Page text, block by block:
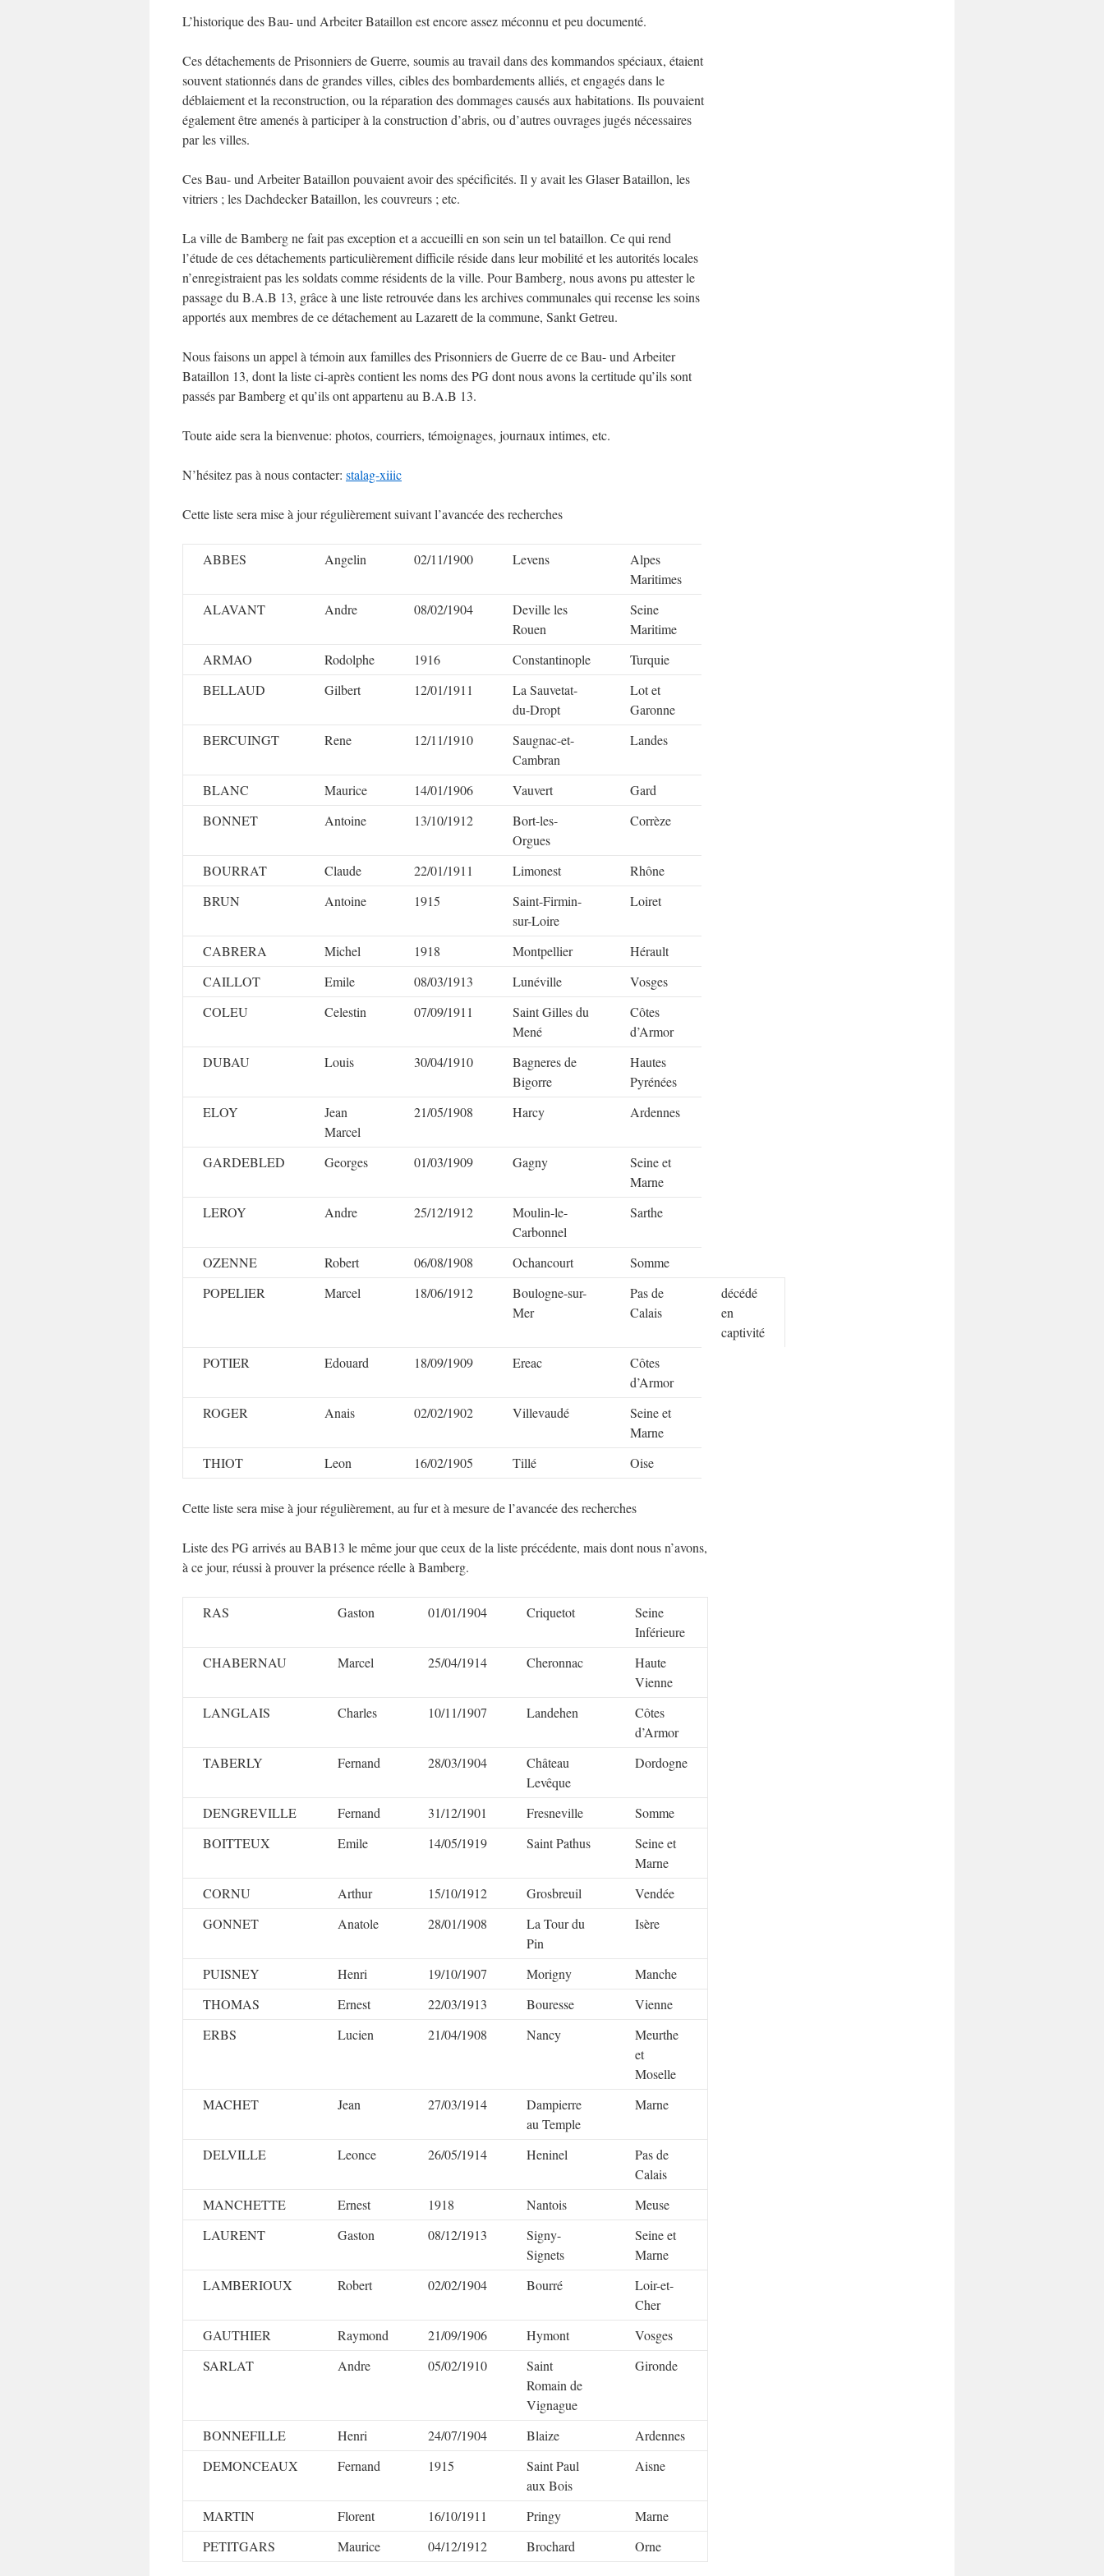
L’historique des Bau- und Arbeiter Bataillon est encore assez méconnu et peu documenté.
Ces détachements de Prisonniers de Guerre, soumis au travail dans des kommandos spéciaux, étaient
souvent stationnés dans de grandes villes, cibles des bombardements alliés, et engagés dans le
déblaiement et la reconstruction, ou la réparation des dommages causés aux habitations. Ils pouvaient
également être amenés à participer à la construction d’abris, ou d’autres ouvrages jugés nécessaires
par les villes.
Ces Bau- und Arbeiter Bataillon pouvaient avoir des spécificités. Il y avait les Glaser Bataillon, les
vitriers ; les Dachdecker Bataillon, les couvreurs ; etc.
La ville de Bamberg ne fait pas exception et a accueilli en son sein un tel bataillon. Ce qui rend
l’étude de ces détachements particulièrement difficile réside dans leur mobilité et les autorités locales
n’enregistraient pas les soldats comme résidents de la ville. Pour Bamberg, nous avons pu attester le
passage du B.A.B 13, grâce à une liste retrouvée dans les archives communales qui recense les soins
apportés aux membres de ce détachement au Lazarett de la commune, Sankt Getreu.
Nous faisons un appel à témoin aux familles des Prisonniers de Guerre de ce Bau- und Arbeiter
Bataillon 13, dont la liste ci-après contient les noms des PG dont nous avons la certitude qu’ils sont
passés par Bamberg et qu’ils ont appartenu au B.A.B 13.
Toute aide sera la bienvenue: photos, courriers, témoignages, journaux intimes, etc.
N’hésitez pas à nous contacter: stalag-xiiic
Cette liste sera mise à jour régulièrement suivant l’avancée des recherches
ABBES Angelin 02/11/1900 Levens
Alpes
Maritimes
ALAVANT
Andre 08/02/1904
Deville les
Rouen
Seine
Maritime
ARMAO
Rodolphe 1916 Constantinople
Turquie
BELLAUD
Gilbert 12/01/1911
La Sauvetat-
du-Dropt
Lot et
Garonne
BERCUINGT
Rene 12/11/1910
Saugnac-et-
Cambran
Landes
BLANC Maurice 14/01/1906 Vauvert
Gard
BONNET
Antoine 13/10/1912
Bort-les-
Orgues
Corrèze
BOURRAT Claude 22/01/1911 Limonest
Rhône
BRUN
Antoine 1915
Saint-Firmin-
sur-Loire
Loiret
CABRERA Michel 1918 Montpellier
Hérault
CAILLOT
Emile 08/03/1913 Lunéville
Vosges
COLEU
Celestin 07/09/1911
Saint Gilles du
Mené
Côtes
d’Armor
DUBAU
Louis 30/04/1910
Bagneres de
Bigorre
Hautes
Pyrénées
ELOY
Jean
Marcel
21/05/1908 Harcy Ardennes
GARDEBLED Georges 01/03/1909 Gagny
Seine et
Marne
LEROY
Andre 25/12/1912
Moulin-le-
Carbonnel
Sarthe
OZENNE Robert 06/08/1908 Ochancourt
Somme
POPELIER
Marcel 18/06/1912
Boulogne-sur-
Mer
Pas de
Calais
décédé
en
captivité
POTIER
Edouard 18/09/1909 Ereac
Côtes
d’Armor
ROGER
Anais 02/02/1902 Villevaudé
Seine et
Marne
THIOT
Leon 16/02/1905 Tillé Oise
Cette liste sera mise à jour régulièrement, au fur et à mesure de l’avancée des recherches
Liste des PG arrivés au BAB13 le même jour que ceux de la liste précédente, mais dont nous n’avons,
à ce jour, réussi à prouver la présence réelle à Bamberg.
RAS Gaston 01/01/1904 Criquetot
Seine
Inférieure
CHABERNAU
Marcel 25/04/1914 Cheronnac
Haute
Vienne
LANGLAIS
Charles 10/11/1907 Landehen
Côtes
d’Armor
TABERLY
Fernand 28/03/1904
Château
Levêque
Dordogne
DENGREVILLE Fernand 31/12/1901 Fresneville
Somme
BOITTEUX
Emile 14/05/1919 Saint Pathus
Seine et
Marne
CORNU
Arthur 15/10/1912 Grosbreuil
Vendée
GONNET
Anatole 28/01/1908
La Tour du
Pin
Isère
PUISNEY Henri 19/10/1907 Morigny
Manche
THOMAS
Ernest 22/03/1913 Bouresse
Vienne
ERBS
Lucien 21/04/1908 Nancy
Meurthe
et
Moselle
MACHET
Jean 27/03/1914
Dampierre
au Temple
Marne
DELVILLE Leonce 26/05/1914 Heninel
Pas de
Calais
MANCHETTE
Ernest 1918 Nantois
Meuse
LAURENT
Gaston 08/12/1913
Signy-
Signets
Seine et
Marne
LAMBERIOUX
Robert 02/02/1904 Bourré
Loir-et-
Cher
GAUTHIER
Raymond 21/09/1906 Hymont
Vosges
SARLAT
Andre 05/02/1910
Saint
Romain de
Vignague
Gironde
BONNEFILLE Henri 24/07/1904 Blaize
Ardennes
DEMONCEAUX
Fernand 1915
Saint Paul
aux Bois
Aisne
MARTIN Florent 16/10/1911 Pringy
Marne
PETITGARS
Maurice 04/12/1912 Brochard Orne